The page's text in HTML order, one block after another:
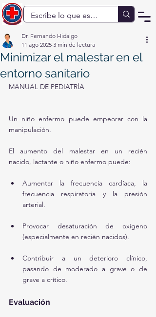
Minimizar el malestar en el
entorno sanitario
Dr. Fernando Hidalgo
11 ago 2025 3 min de lectura
MANUAL DE PEDIATRÍA
Un niño enfermo puede empeorar con la
manipulación.
El aumento del malestar en un recién
nacido, lactante o niño enfermo puede:
Aumentar la frecuencia cardíaca, la
frecuencia respiratoria y la presión
arterial.
Provocar desaturación de oxígeno
(especialmente en recién nacidos).
Contribuir a un deterioro clínico,
pasando de moderado a grave o de
grave a crítico.
Evaluación